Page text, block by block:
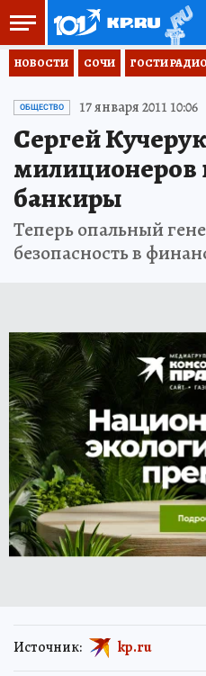
НОВОСТИ СОЧИ ГОСТИ
ОБЩЕСТВО 17 января 2011 10:06
Сергей
милиционеров
банкиры
Теперь опальный
безопасность в
Источник: kp.ru